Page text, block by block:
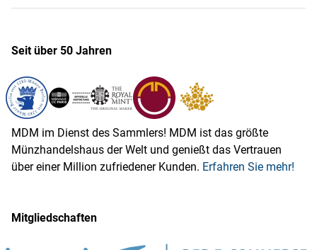
Seit über 50 Jahren
MDM im Dienst des Sammlers! MDM ist das größte
Münzhandelshaus der Welt und genießt das Vertrauen
über einer Million zufriedener Kunden. Erfahren Sie mehr!
Mitgliedschaften